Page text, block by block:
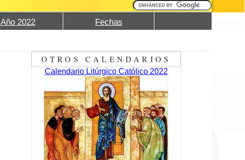
Año 2022 Fechas
OTROS CALENDARIOS
Calendario Litúrgico Católico 2022